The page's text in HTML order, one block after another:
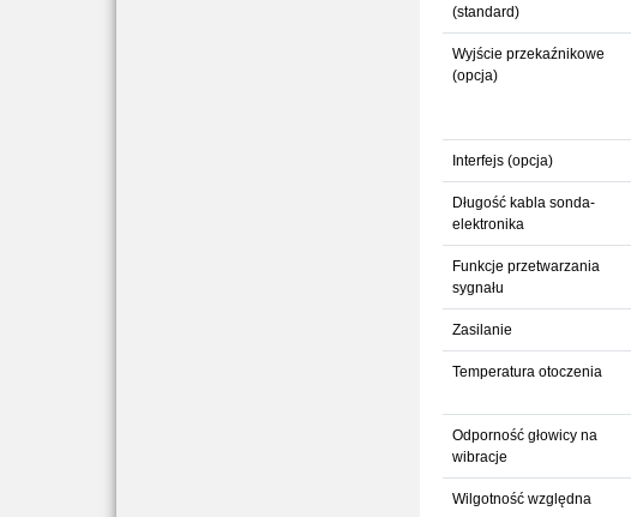
(standard)
Wyjście przekaźnikowe
(opcja)
Interfejs (opcja)
Długość kabla sonda-
elektronika
Funkcje przetwarzania
sygnału
Zasilanie
Temperatura otoczenia
Odporność głowicy na
wibracje
Wilgotność względna